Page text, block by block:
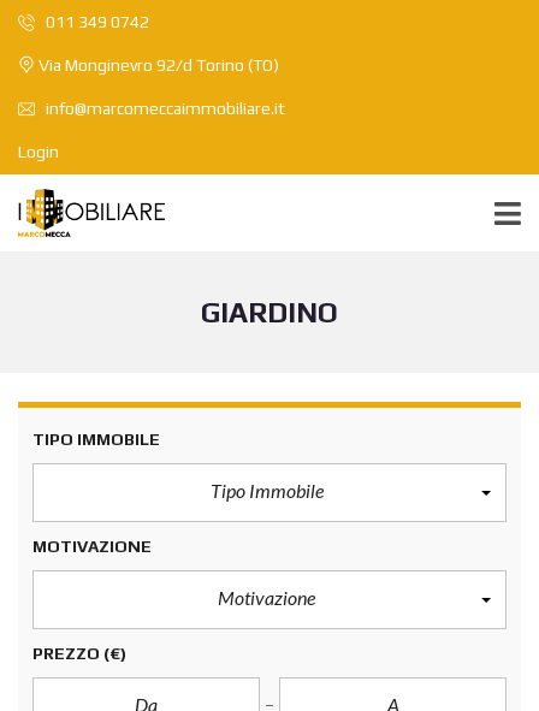
011 349 0742
Via Monginevro 92/d Torino (TO)
info@marcomeccaimmobiliare.it
Login
GIARDINO
TIPO IMMOBILE
Tipo Immobile
MOTIVAZIONE
Motivazione
PREZZO (€)